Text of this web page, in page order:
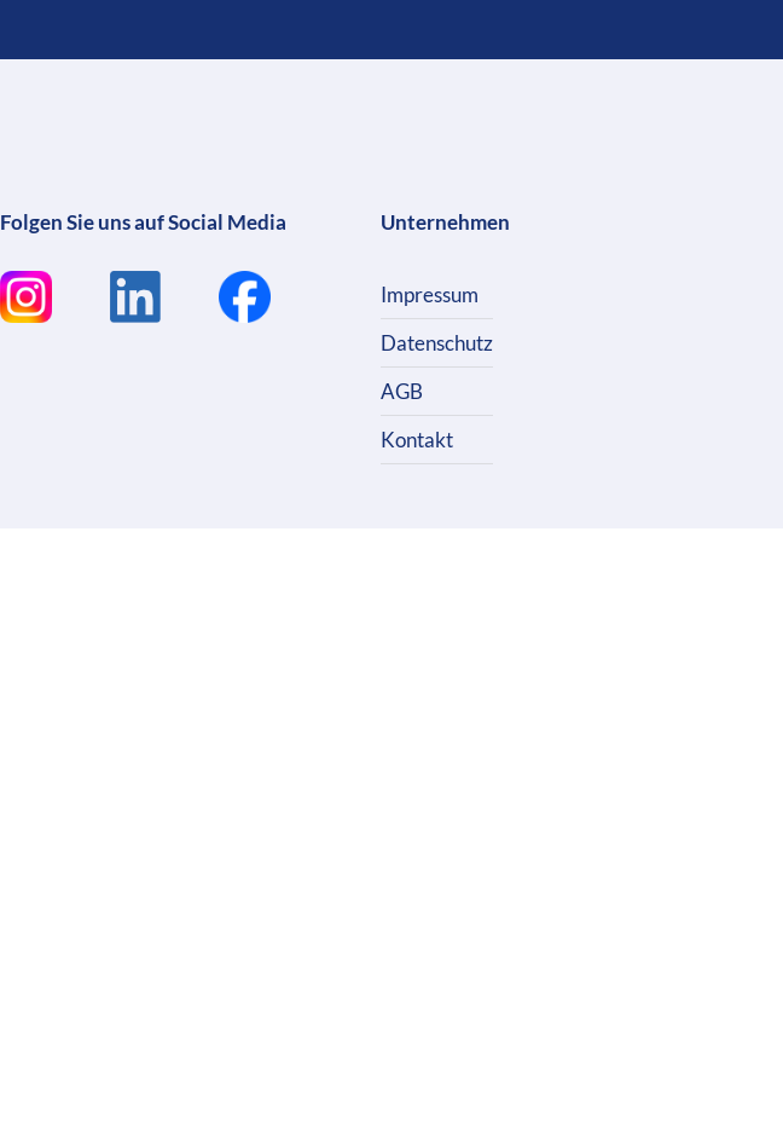
Folgen Sie uns auf Social Media Unternehmen
Impressum
Datenschutz
AGB
Kontakt